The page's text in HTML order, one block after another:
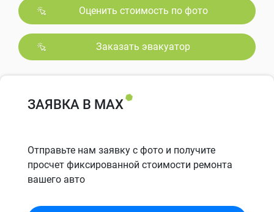
Оценить стоимость по фото
Заказать эвакуатор
ЗАЯВКА В MAX
Отправьте нам заявку с фото и получите
просчет фиксированной стоимости ремонта
вашего авто